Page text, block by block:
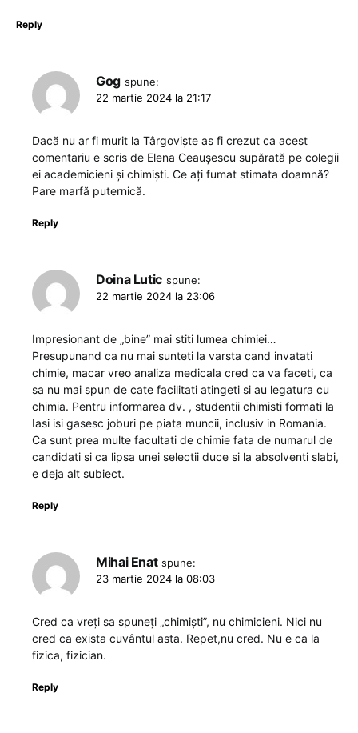
Reply
Gog spune:
22 martie 2024 la 21:17
Dacă nu ar fi murit la Târgoviște as fi crezut ca acest
comentariu e scris de Elena Ceaușescu supărată pe colegii
ei academicieni și chimiști. Ce ați fumat stimata doamnă?
Pare marfă puternică.
Reply
Doina Lutic spune:
22 martie 2024 la 23:06
Impresionant de „bine” mai stiti lumea chimiei…
Presupunand ca nu mai sunteti la varsta cand invatati
chimie, macar vreo analiza medicala cred ca va faceti, ca
sa nu mai spun de cate facilitati atingeti si au legatura cu
chimia. Pentru informarea dv. , studentii chimisti formati la
Iasi isi gasesc joburi pe piata muncii, inclusiv in Romania.
Ca sunt prea multe facultati de chimie fata de numarul de
candidati si ca lipsa unei selectii duce si la absolventi slabi,
e deja alt subiect.
Reply
Mihai Enat spune:
23 martie 2024 la 08:03
Cred ca vreți sa spuneți „chimiști”, nu chimicieni. Nici nu
cred ca exista cuvântul asta. Repet,nu cred. Nu e ca la
fizica, fizician.
Reply